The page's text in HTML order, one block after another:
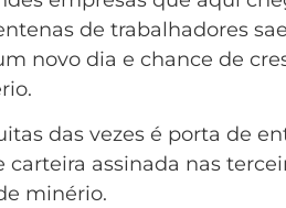
de trabalhadores
novo dia e chance de
das vezes é porta de
assinada nas
minério.